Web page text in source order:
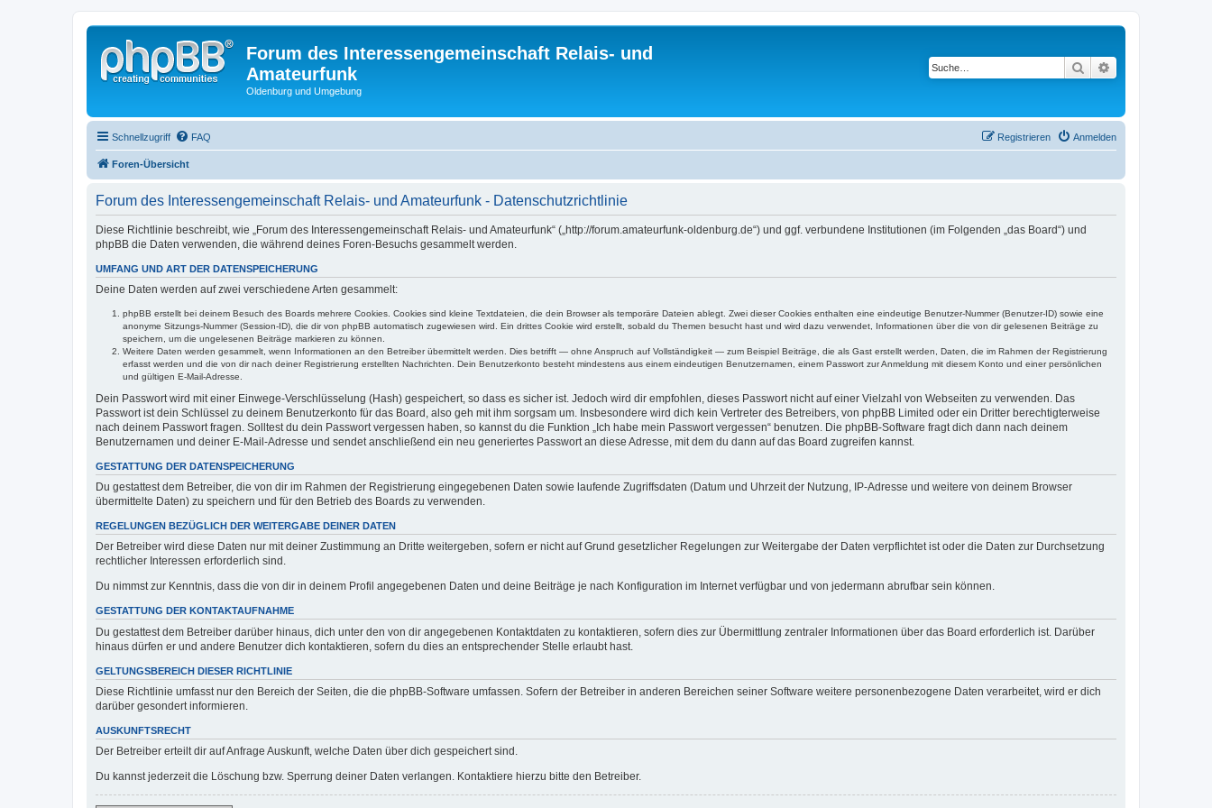
Forum des Interessengemeinschaft Relais- und
Amateurfunk
Oldenburg und Umgebung
Suche
Schnellzugriff FAQ Anmelden
Registrieren
Foren-Übersicht
Forum des Interessengemeinschaft Relais- und Amateurfunk - Datenschutzrichtlinie
Diese Richtlinie beschreibt, wie „Forum des Interessengemeinschaft Relais- und Amateurfunk“ („http://forum.amateurfunk-oldenburg.de“) und ggf. verbundene Institutionen (im Folgenden „das Board“) und
phpBB die Daten verwenden, die während deines Foren-Besuchs gesammelt werden.
UMFANG UND ART DER DATENSPEICHERUNG
Deine Daten werden auf zwei verschiedene Arten gesammelt:
phpBB erstellt bei deinem Besuch des Boards mehrere Cookies. Cookies sind kleine Textdateien, die dein Browser als temporäre Dateien ablegt. Zwei dieser Cookies enthalten eine eindeutige Benutzer-Nummer (Benutzer-ID) sowie eine
anonyme Sitzungs-Nummer (Session-ID), die dir von phpBB automatisch zugewiesen wird. Ein drittes Cookie wird erstellt, sobald du Themen besucht hast und wird dazu verwendet, Informationen über die von dir gelesenen Beiträge zu
speichern, um die ungelesenen Beiträge markieren zu können.
Weitere Daten werden gesammelt, wenn Informationen an den Betreiber übermittelt werden. Dies betrifft — ohne Anspruch auf Vollständigkeit — zum Beispiel Beiträge, die als Gast erstellt werden, Daten, die im Rahmen der Registrierung
erfasst werden und die von dir nach deiner Registrierung erstellten Nachrichten. Dein Benutzerkonto besteht mindestens aus einem eindeutigen Benutzernamen, einem Passwort zur Anmeldung mit diesem Konto und einer persönlichen
und gültigen E-Mail-Adresse.
Dein Passwort wird mit einer Einwege-Verschlüsselung (Hash) gespeichert, so dass es sicher ist. Jedoch wird dir empfohlen, dieses Passwort nicht auf einer Vielzahl von Webseiten zu verwenden. Das
Passwort ist dein Schlüssel zu deinem Benutzerkonto für das Board, also geh mit ihm sorgsam um. Insbesondere wird dich kein Vertreter des Betreibers, von phpBB Limited oder ein Dritter berechtigterweise
nach deinem Passwort fragen. Solltest du dein Passwort vergessen haben, so kannst du die Funktion „Ich habe mein Passwort vergessen“ benutzen. Die phpBB-Software fragt dich dann nach deinem
Benutzernamen und deiner E-Mail-Adresse und sendet anschließend ein neu generiertes Passwort an diese Adresse, mit dem du dann auf das Board zugreifen kannst.
GESTATTUNG DER DATENSPEICHERUNG
Du gestattest dem Betreiber, die von dir im Rahmen der Registrierung eingegebenen Daten sowie laufende Zugriffsdaten (Datum und Uhrzeit der Nutzung, IP-Adresse und weitere von deinem Browser
übermittelte Daten) zu speichern und für den Betrieb des Boards zu verwenden.
REGELUNGEN BEZÜGLICH DER WEITERGABE DEINER DATEN
Der Betreiber wird diese Daten nur mit deiner Zustimmung an Dritte weitergeben, sofern er nicht auf Grund gesetzlicher Regelungen zur Weitergabe der Daten verpflichtet ist oder die Daten zur Durchsetzung
rechtlicher Interessen erforderlich sind.
Du nimmst zur Kenntnis, dass die von dir in deinem Profil angegebenen Daten und deine Beiträge je nach Konfiguration im Internet verfügbar und von jedermann abrufbar sein können.
GESTATTUNG DER KONTAKTAUFNAHME
Du gestattest dem Betreiber darüber hinaus, dich unter den von dir angegebenen Kontaktdaten zu kontaktieren, sofern dies zur Übermittlung zentraler Informationen über das Board erforderlich ist. Darüber
hinaus dürfen er und andere Benutzer dich kontaktieren, sofern du dies an entsprechender Stelle erlaubt hast.
GELTUNGSBEREICH DIESER RICHTLINIE
Diese Richtlinie umfasst nur den Bereich der Seiten, die die phpBB-Software umfassen. Sofern der Betreiber in anderen Bereichen seiner Software weitere personenbezogene Daten verarbeitet, wird er dich
darüber gesondert informieren.
AUSKUNFTSRECHT
Der Betreiber erteilt dir auf Anfrage Auskunft, welche Daten über dich gespeichert sind.
Du kannst jederzeit die Löschung bzw. Sperrung deiner Daten verlangen. Kontaktiere hierzu bitte den Betreiber.